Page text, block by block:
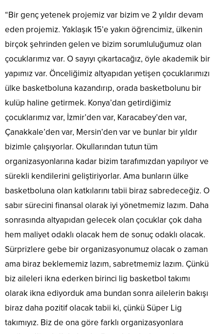
“Bir genç yetenek projemiz var bizim ve 2 yıldır devam
eden projemiz. Yaklaşık 15’e yakın öğrencimiz, ülkenin
birçok şehrinden gelen ve bizim sorumluluğumuz olan
çocuklarımız var. O sayıyı çıkartacağız, öyle akademik bir
yapımız var. Önceliğimiz altyapıdan yetişen çocuklarımızı
ülke basketboluna kazandırıp, orada basketbolunu bir
kulüp haline getirmek. Konya’dan getirdiğimiz
çocuklarımız var, İzmir’den var, Karacabey’den var,
Çanakkale’den var, Mersin’den var ve bunlar bir yıldır
bizimle çalışıyorlar. Okullarından tutun tüm
organizasyonlarına kadar bizim tarafımızdan yapılıyor ve
sürekli kendilerini geliştiriyorlar. Ama bunların ülke
basketboluna olan katkılarını tabii biraz sabredeceğiz. O
sabır sürecini finansal olarak iyi yönetmemiz lazım. Daha
sonrasında altyapıdan gelecek olan çocuklar çok daha
hem maliyet odaklı olacak hem de sonuç odaklı olacak.
Sürprizlere gebe bir organizasyonumuz olacak o zaman
ama biraz beklememiz lazım, sabretmemiz lazım. Çünkü
biz aileleri ikna ederken birinci lig basketbol takımı
olarak ikna ediyorduk ama bundan sonra ailelerin bakışı
biraz daha pozitif olacak tabii ki, çünkü Süper Lig
takımıyız. Biz de ona göre farklı organizasyonlara